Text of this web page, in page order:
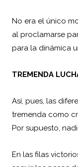
No era el único
al proclamarse
para la dinámica
TREMENDA
Así, pues, las
tremenda como
Por supuesto,
En las filas